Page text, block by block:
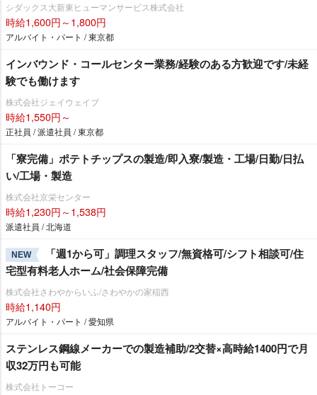
シダックス大新東ヒューマンサービス株式会社
時給1,600円～1,800円
アルバイト・パート / 東京都
インバウンド・コールセンター業務/経験のある方歓迎です/未経
験でも働けます
株式会社ジェイウェイブ
時給1,550円～
正社員 / 派遣社員 / 東京都
「寮完備」ポテトチップスの製造/即入寮/製造・工場/日勤/日払
い/工場・製造
株式会社京栄センター
時給1,230円～1,538円
派遣社員 / 北海道
NEW
「週1から可」調理スタッフ/無資格可/シフト相談可/住
宅型有料老人ホーム/社会保障完備
株式会社さわやからいふ/さわやかの家稲西
時給1,140円
アルバイト・パート / 愛知県
ステンレス鋼線メーカーでの製造補助/2交替×高時給1400円で月
収32万円も可能
株式会社トーコー